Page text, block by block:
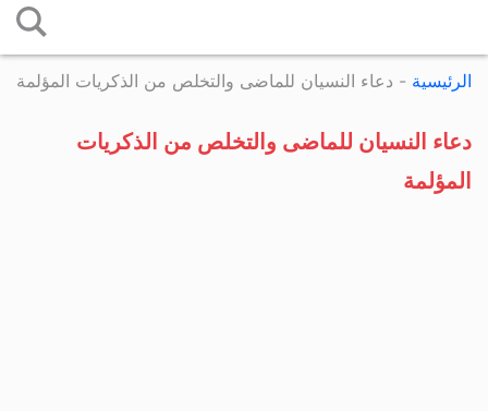
إلى
المحتوى
الرئيسية - دعاء النسيان للماضى والتخلص من الذكريات المؤلمة
دعاء النسيان للماضى والتخلص من الذكريات
المؤلمة